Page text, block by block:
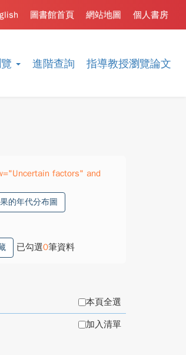
進階查詢 指導教授瀏覽論文
個人書房
網站地圖
圖書館首頁
factors" and
的年代分布圖
已勾選0筆資料
本頁全選
加入清單